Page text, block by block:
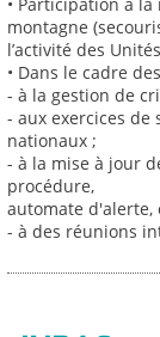
• Participation à
montagne
l’activité des
• Dans le cadre
- à la gestion de
- aux exercices de
nationaux ;
- à la mise à jour
procédure,
automate d'alerte,
- à des réunions